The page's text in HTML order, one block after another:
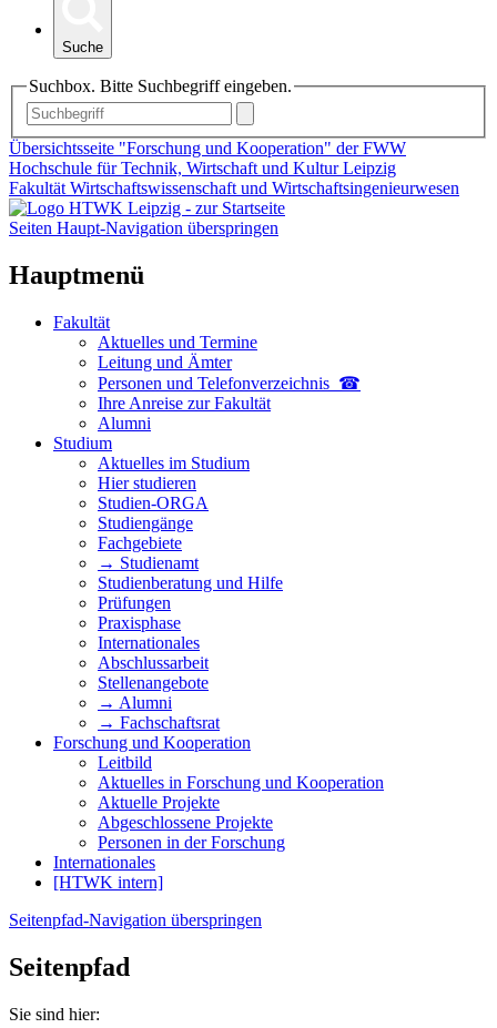
Suche
Suchbox. Bitte Suchbegriff eingeben.
Übersichtsseite "Forschung und Kooperation" der FWW
Hochschule für Technik, Wirtschaft und Kultur Leipzig
Fakultät Wirtschaftswissenschaft und Wirtschaftsingenieurwesen
Seiten Haupt-Navigation überspringen
Hauptmenü
Fakultät
Aktuelles und Termine
Leitung und Ämter
Personen und Telefon­verzeichnis ☎
Ihre Anreise zur Fakultät
Alumni
Studium
Aktuelles im Studium
Hier studieren
Studien-ORGA
Studiengänge
Fachgebiete
→ Studienamt
Studienberatung und Hilfe
Prüfungen
Praxisphase
Internationales
Abschlussarbeit
Stellenangebote
→ Alumni
→ Fachschaftsrat
Forschung und Kooperation
Leitbild
Aktuelles in Forschung und Kooperation
Aktuelle Projekte
Abgeschlossene Projekte
Personen in der Forschung
Internationales
[HTWK intern]
Seitenpfad-Navigation überspringen
Seitenpfad
Sie sind hier: